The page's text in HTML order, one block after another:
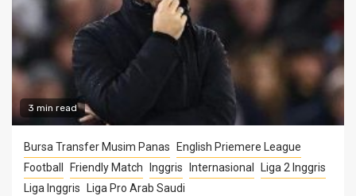
3 min read
Bursa Transfer Musim Panas
English Priemere League
Football
Friendly Match Inggris Internasional
Liga 2 Inggris
Liga Inggris
Liga Pro Arab Saudi